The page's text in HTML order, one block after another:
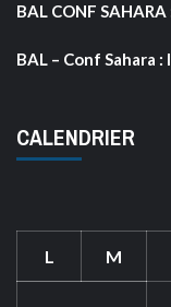
BAL CONF
BAL – Conf Sahara :
CALENDRIER
L M